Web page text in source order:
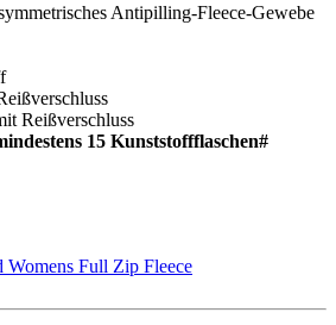
Antipilling-Fleece-Gewebe
Reißverschluss
15 Kunststoffflaschen#
Womens Full Zip Fleece